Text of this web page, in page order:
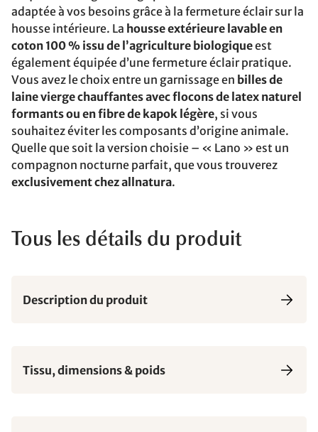
adaptée à vos besoins grâce à la fermeture éclair sur la
housse intérieure. La housse extérieure lavable en
coton 100 % issu de l’agriculture biologiqueest
également équipée d’une fermeture éclair pratique.
Vous avez le choix entre un garnissage en billes de
laine vierge chauffantes avec flocons de latex naturel
formants ou en fibre de kapok légère, si vous
souhaitez éviter les composants d’origine animale.
Quelle que soit la version choisie – « Lano » est un
compagnon nocturne parfait, que vous trouverez
exclusivement chez allnatura.
Tous les détails du produit
Description du produit
Tissu, dimensions & poids